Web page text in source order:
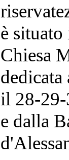
è
Chiesa
dedicata
il 28-
e dalla